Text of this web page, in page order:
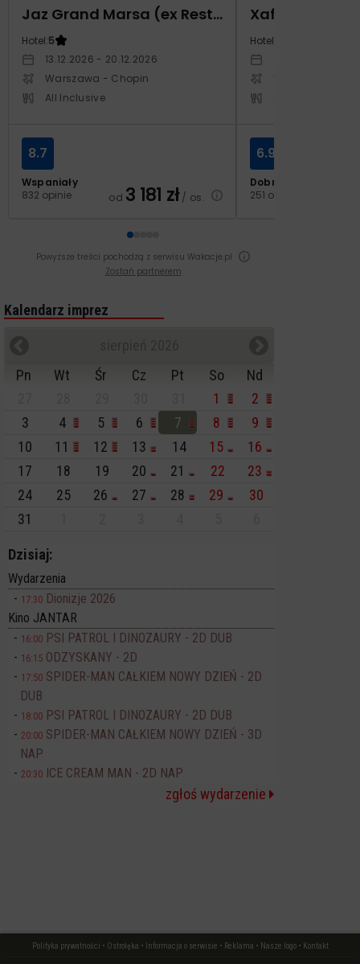
Jaz Grand Marsa (ex Resta Grand Resort)
Hotel:5
13.12.2026 - 20.12.2026
Warszawa - Chopin
All Inclusive
Wspaniały
832 opinie
8.7
od 3 181 zł/ os.
Xafira Deluxe
Hotel:
Warszawa -
Dobry
251 opinii
6.9
Powyższe treści pochodzą z serwisu Wakacje.pl
Zostań partnerem
Kalendarz imprez
Pn
Wt Śr Cz Pt So
Nd
1
2
3
4 5 6 7 8
9
10
11 12 13 14 15
16
17
18 19 20 21 22
23
24
25 26 27 28 29
30
31
Dzisiaj:
Wydarzenia
17:30 Dionizje 2026
Kino JANTAR
16:00 PSI PATROL I DINOZAURY - 2D DUB
16:15 ODZYSKANY - 2D
17:50 SPIDER-MAN CAŁKIEM NOWY DZIEŃ - 2D
DUB
18:00 PSI PATROL I DINOZAURY - 2D DUB
20:00 SPIDER-MAN CAŁKIEM NOWY DZIEŃ - 3D
NAP
20:30 ICE CREAM MAN - 2D NAP
zgłoś wydarzenie
Polityka prywatności • Ostrołęka • Informacja o serwisie • Reklama • Nasze logo• Kontakt